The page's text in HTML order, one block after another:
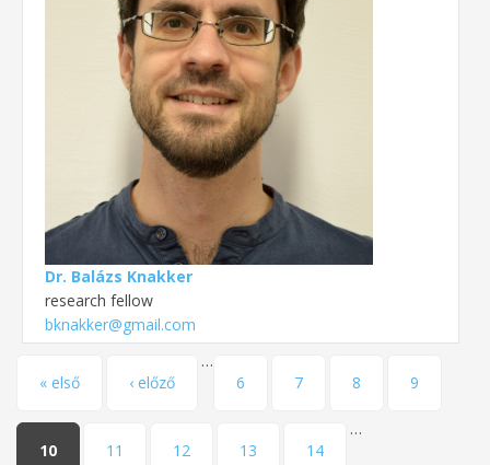
Dr. Balázs Knakker
research fellow
bknakker@gmail.com
Pages
« első ‹ előző
…
6
7 8 9
10 11 12 13 14
…